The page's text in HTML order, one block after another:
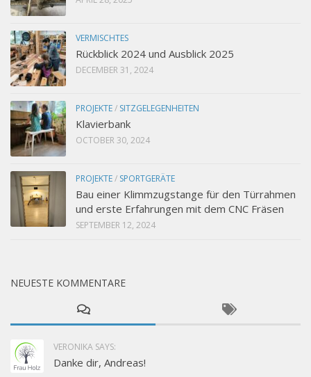
VERMISCHTES
Rückblick 2024 und Ausblick 2025
DECEMBER 31, 2024
PROJEKTE/ SITZGELEGENHEITEN
Klavierbank
OCTOBER 30, 2024
PROJEKTE/ SPORTGERÄTE
Bau einer Klimmzugstange für den Türrahmen
und erste Erfahrungen mit dem CNC Fräsen
SEPTEMBER 12, 2024
NEUESTE KOMMENTARE
VERONIKA SAYS:
Danke dir, Andreas!